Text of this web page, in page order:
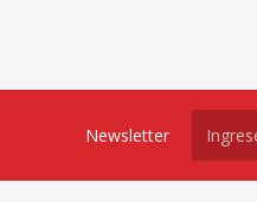
Newsletter